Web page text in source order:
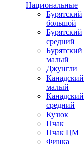
Национальные
Бурятский
большой
Бурятский
средний
Бурятский
малый
Джунгли
Канадский
малый
Канадский
средний
Кузюк
Пчак
Пчак ЦМ
Финка